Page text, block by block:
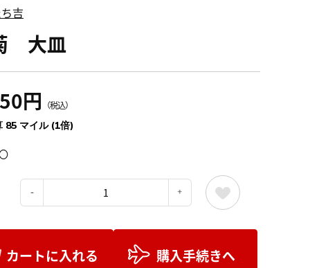
吉
大皿
円 （税込）
85 マイル (1倍)
カートに入れる 購入手続きへ